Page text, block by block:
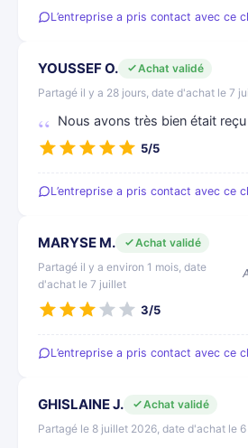
L’entreprise a pris contact avec ce
YOUSSEF O.
Achat validé
Partagé il y a 28 jours, date d'achat le 7
Nous avons très bien était reçu
5/5
L’entreprise a pris contact avec ce
MARYSE M.
Achat validé
Partagé il y a environ 1 mois, date
d'achat le 7 juillet
3/5
L’entreprise a pris contact avec ce
GHISLAINE J.
Achat validé
Partagé le 8 juillet 2026, date d'achat le